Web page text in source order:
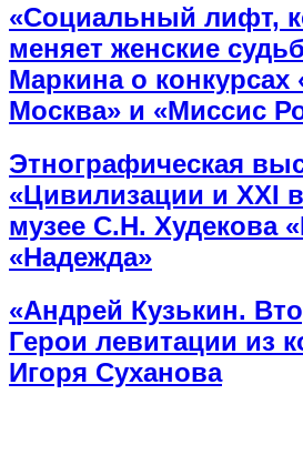
«Социальный лифт,
меняет женские
Маркина о конкурсах
Москва» и «Миссис
Этнографическая
«Цивилизации и ХХI
музее С.Н. Худекова
«Надежда»
«Андрей Кузькин.
Герои левитации из
Игоря Суханова